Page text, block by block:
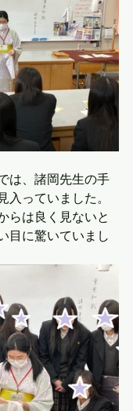
は、諸岡先生の手
入っていました。
らは良く見ないと
目に驚いていまし